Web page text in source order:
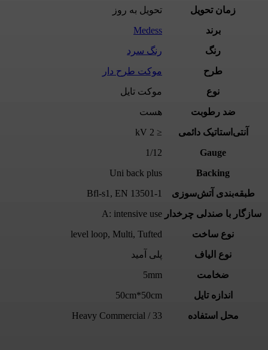
زمان تحویل
تحویل به روز
برند
Medess
رنگ
رنگ سرد
طرح
موکت طرح دار
نوع
موکت تایل
ضد رطوبت
هست
آنتی‌استاتیک دائمی
≤ 2 kV
Gauge
1/12
Backing
Uni back plus
طبقه‌بندی آتش‌سوزی
Bfl-s1 , EN 13501-1
سازگار با صندلی چرخدار A: intensive use
نوع ساخت
level loop, Multi, Tufted
نوع الیاف
پلی آمید
ضخامت
5mm
اندازه تایل
50cm*50cm
محل استفاده
33 / Heavy Commercial